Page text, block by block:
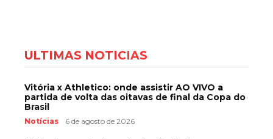
ÚLTIMAS NOTÍCIAS
Vitória x Athletico: onde assistir AO VIVO a
partida de volta das oitavas de final da Copa do
Brasil
Notícias 6 de agosto de 2026